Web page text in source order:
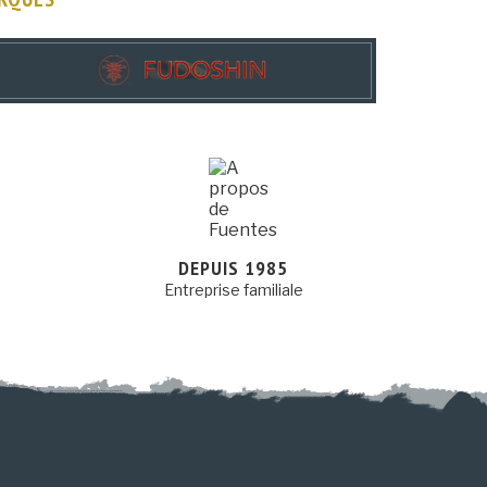
DEPUIS 1985
Entreprise familiale